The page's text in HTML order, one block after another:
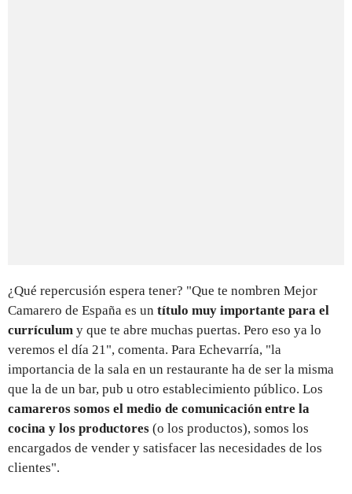
¿Qué repercusión espera tener? "Que te nombren Mejor
Camarero de España es un título muy importante para el
currículum y que te abre muchas puertas. Pero eso ya lo
veremos el día 21", comenta. Para Echevarría, "la
importancia de la sala en un restaurante ha de ser la misma
que la de un bar, pub u otro establecimiento público. Los
camareros somos el medio de comunicación entre la
cocina y los productores (o los productos), somos los
encargados de vender y satisfacer las necesidades de los
clientes".